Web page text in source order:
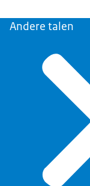
Andere talen